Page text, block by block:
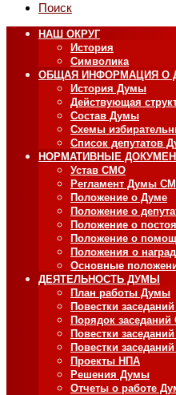
Поиск
НАШ ОКРУГ
История
Символика
ОБЩАЯ ИНФОРМАЦИЯ О
История Думы
Действующая
Состав Думы
Схемы
Список депутатов
НОРМАТИВНЫЕ
Устав СМО
Регламент Думы
Положение о Думе
Положение о
Положение о
Положение о
Положения о
Основные
ДЕЯТЕЛЬНОСТЬ ДУМЫ
План работы Думы
Повестки
Порядок
Повестки
Повестки
Проекты НПА
Решения Думы
Отчеты о работе